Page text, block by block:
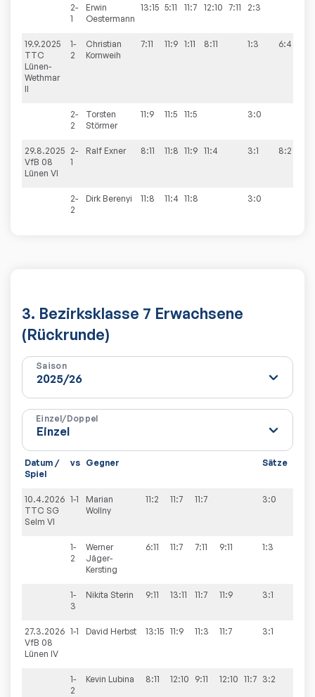
2-
1
Erwin
Oestermann
13:15 5:11 11:7 12:10 7:11 2:3
19.9.2025
TTC
Lünen-
Wethmar
II
1-
2
Christian
Kornweih
7:11 11:9 1:11 8:11 1:3 6:4
2-
2
Torsten
Störmer
11:9 11:5 11:5 3:0
29.8.2025
VfB 08
Lünen VI
2-
1
Ralf Exner 8:11 11:8 11:9 11:4 3:1 8:2
2-
2
Dirk Berenyi 11:8 11:4 11:8 3:0
3. Bezirksklasse 7 Erwachsene
(Rückrunde)
Saison
Einzel/Doppel
Datum /
Spiel
vs Gegner Sätze
10.4.2026
TTC SG
Selm VI
1-1
Marian
Wollny
11:2 11:7 11:7 3:0
1-
2
Werner
Jäger-
Kersting
6:11 11:7 7:11 9:11 1:3
1-
3
Nikita Sterin 9:11 13:11 11:7 11:9 3:1
27.3.2026
VfB 08
Lünen IV
1-1 David Herbst 13:15 11:9 11:3 11:7 3:1
1-
2
Kevin Lubina 8:11 12:10 9:11 12:10 11:7 3:2